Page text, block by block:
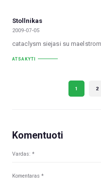
Stollnikas
2009-07-05
cataclysm siejasi su
ATSAKYTI
1 2
Komentuoti